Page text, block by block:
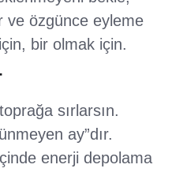
ve özgünce eyleme
bir olmak için.
sırlarsın.
ay”dır.
enerji depolama